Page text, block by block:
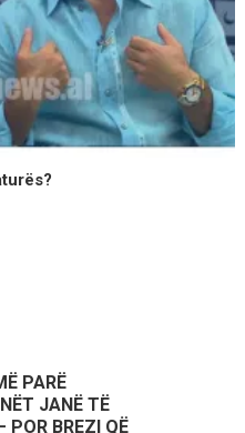
PARË
JANË TË
POR BREZI QË